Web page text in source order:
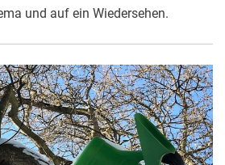
und auf ein Wiedersehen.